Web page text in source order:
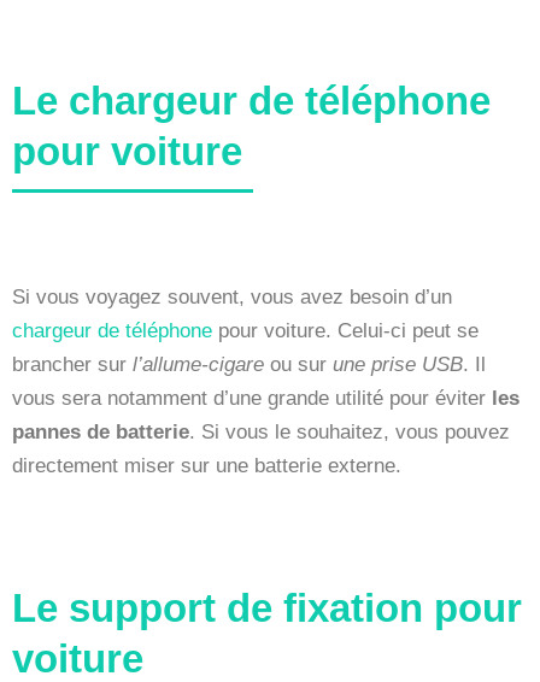
Le chargeur de téléphone
pour voiture
Si vous voyagez souvent, vous avez besoin d’un
chargeur de téléphone pour voiture. Celui-ci peut se
brancher sur l’allume-cigare ou sur une prise USB. Il
vous sera notamment d’une grande utilité pour éviter les
pannes de batterie. Si vous le souhaitez, vous pouvez
directement miser sur une batterie externe.
Le support de fixation pour
voiture